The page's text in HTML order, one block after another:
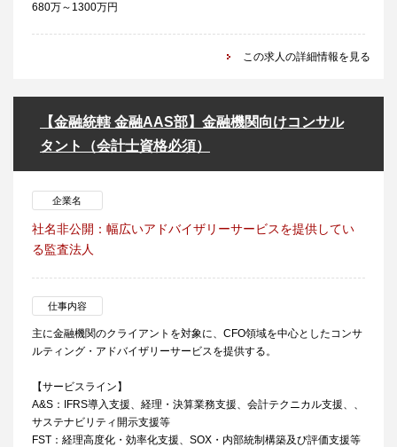
680万～1300万円
この求人の詳細情報を見る
【金融統轄 金融AAS部】金融機関向けコンサル
タント（会計士資格必須）
企業名
社名非公開：幅広いアドバイザリーサービスを提供してい
る監査法人
仕事内容
主に金融機関のクライアントを対象に、CFO領域を中心としたコンサ
ルティング・アドバイザリーサービスを提供する。
【サービスライン】
A&S：IFRS導入支援、経理・決算業務支援、会計テクニカル支援、、
サステナビリティ開示支援等
FST：経理高度化・効率化支援、SOX・内部統制構築及び評価支援等